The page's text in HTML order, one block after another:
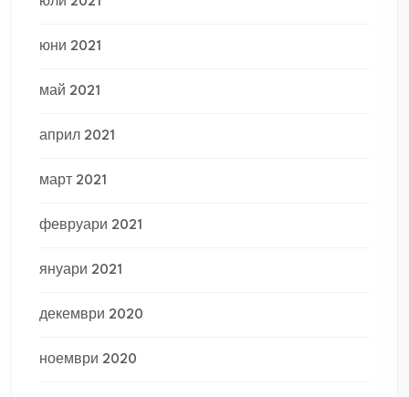
юни 2021
май 2021
април 2021
март 2021
февруари 2021
януари 2021
декември 2020
ноември 2020